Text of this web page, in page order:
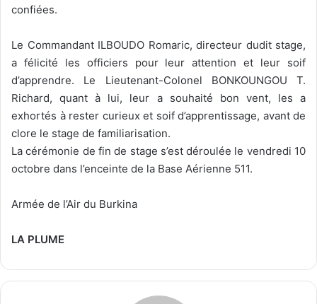
confiées.
Le Commandant ILBOUDO Romaric, directeur dudit stage,
a félicité les officiers pour leur attention et leur soif
d’apprendre. Le Lieutenant-Colonel BONKOUNGOU T.
Richard, quant à lui, leur a souhaité bon vent, les a
exhortés à rester curieux et soif d’apprentissage, avant de
clore le stage de familiarisation.
La cérémonie de fin de stage s’est déroulée le vendredi 10
octobre dans l’enceinte de la Base Aérienne 511.
Armée de l’Air du Burkina
LA PLUME